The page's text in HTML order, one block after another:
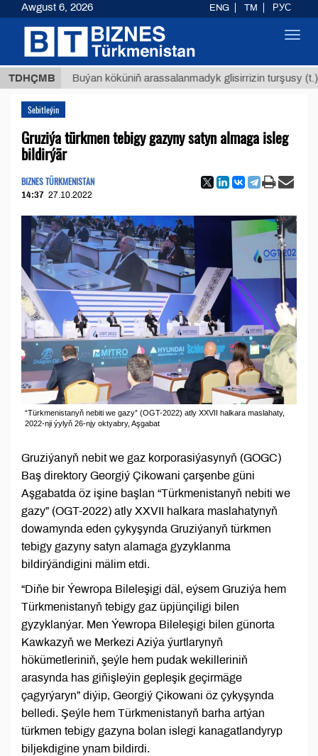
TDHÇMBBuýan köküniň arassalanmadyk glisirrizin turşusy (t.)
Sebitleýin
Gruziýa türkmen tebigy gazyny satyn almaga isleg
bildirýär
BIZNES TÜRKMENISTAN
14:37 27.10.2022
“Türkmenistanyň nebiti we gazy” (OGT-2022) atly XXVII halkara maslahaty,
2022-nji ýylyň 26-njy oktyabry, Aşgabat
Gruziýanyň nebit we gaz korporasiýasynyň (GOGC)
Baş direktory Georgiý Çikowani çarşenbe güni
Aşgabatda öz işine başlan “Türkmenistanyň nebiti we
gazy” (OGT-2022) atly XXVII halkara maslahatynyň
dowamynda eden çykyşynda Gruziýanyň türkmen
tebigy gazyny satyn alamaga gyzyklanma
bildirýändigini mälim etdi.
“Diňe bir Ýewropa Bileleşigi däl, eýsem Gruziýa hem
Türkmenistanyň tebigy gaz üpjünçiligi bilen
gyzyklanýar. Men Ýewropa Bileleşigi bilen günorta
Kawkazyň we Merkezi Aziýa ýurtlarynyň
hökümetleriniň, şeýle hem pudak wekilleriniň
arasynda has giňişleýin gepleşik geçirmäge
çagyrýaryn” diýip, Georgiý Çikowani öz çykyşynda
belledi. Şeýle hem Türkmenistanyň barha artýan
türkmen tebigy gazyna bolan islegi kanagatlandyryp
biljekdigine ynam bildirdi.
Awgust 6, 2026 ENG TM РУС